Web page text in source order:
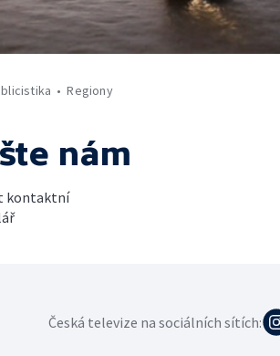
Regiony
nám
kontaktní
Česká televize na sociálních sítích: